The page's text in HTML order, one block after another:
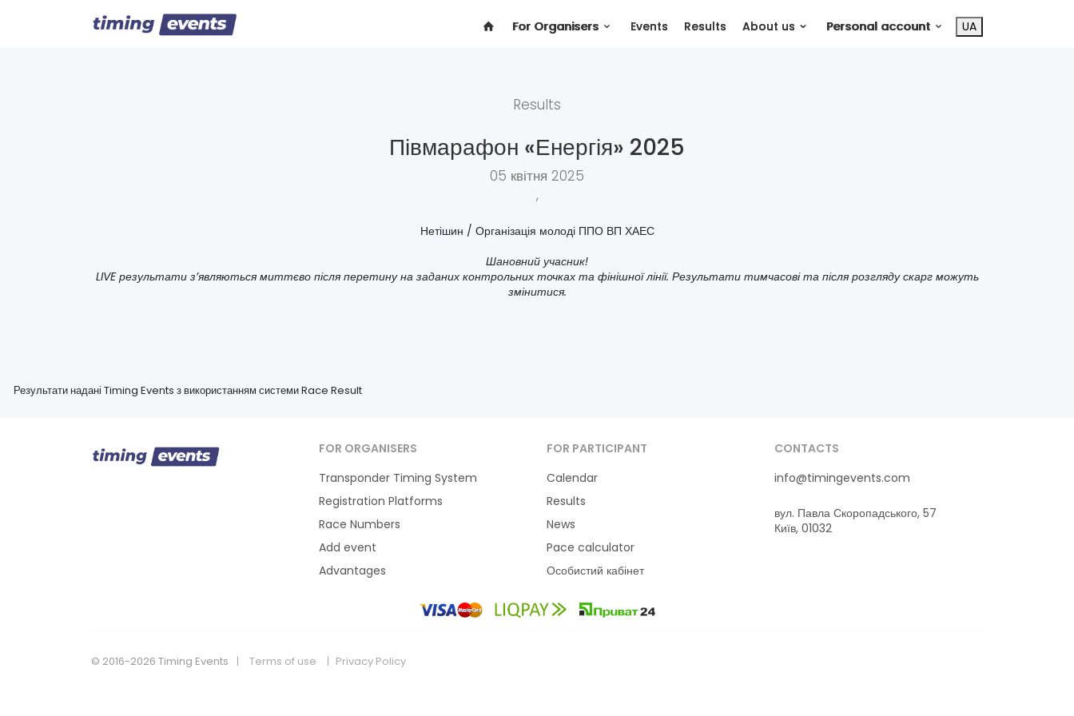
For Organisers Events Results About us Personal account UA
Results
Півмарафон «Енергія» 2025
05 квітня 2025
,
Нетішин / Організація молоді ППО ВП ХАЕС
Шановний учасник!
LIVE результати з’являються миттєво після перетину на заданих контрольних точках та фінішної лінії. Результати тимчасові та після розгляду скарг можуть
змінитися.
Результати надані Timing Events з використанням системи Race Result
FOR ORGANISERS
Transponder Timing System
Registration Platforms
Race Numbers
Add event
Advantages
FOR PARTICIPANT
Calendar
Results
News
Pace calculator
Особистий кабінет
CONTACTS
info@timingevents.com
вул. Павла Скоропадського, 57
Київ, 01032
© 2016-2026 Timing Events Terms of use Privacy Policy